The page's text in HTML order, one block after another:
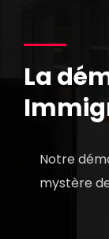
La
Notre
mystère